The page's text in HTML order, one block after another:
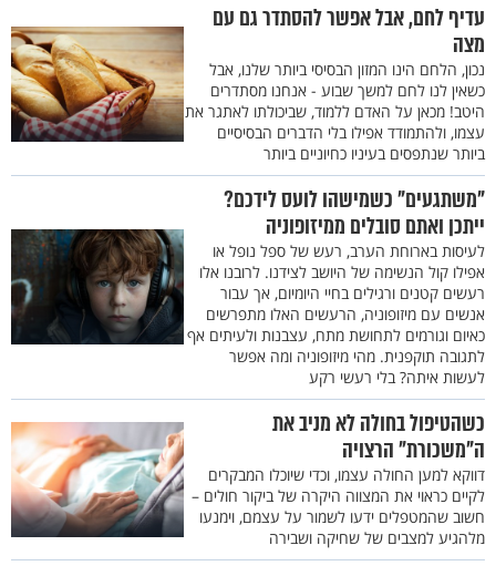
עדיף לחם, אבל אפשר להסתדר גם עם
מצה
נכון, הלחם הינו המזון הבסיסי ביותר שלנו, אבל
כשאין לנו לחם למשך שבוע - אנחנו מסתדרים
היטב! מכאן על האדם ללמוד, שביכולתו לאתגר את
עצמו, ולהתמודד אפילו בלי הדברים הבסיסיים
ביותר שנתפסים בעיניו כחיוניים ביותר
"משתגעים" כשמישהו לועס לידכם?
ייתכן ואתם סובלים ממיזופוניה
לעיסות בארוחת הערב, רעש של ספל נופל או
אפילו קול הנשימה של היושב לצידנו. לרובנו אלו
רעשים קטנים ורגילים בחיי היומיום, אך עבור
אנשים עם מיזופוניה, הרעשים האלו מתפרשים
כאיום וגורמים לתחושת מתח, עצבנות ולעיתים אף
לתגובה תוקפנית. מהי מיזופוניה ומה אפשר
לעשות איתה? בלי רעשי רקע
כשהטיפול בחולה לא מניב את
ה"משכורת" הרצויה
דווקא למען החולה עצמו, וכדי שיוכלו המבקרים
לקיים כראוי את המצווה היקרה של ביקור חולים –
חשוב שהמטפלים ידעו לשמור על עצמם, וימנעו
מלהגיע למצבים של שחיקה ושבירה